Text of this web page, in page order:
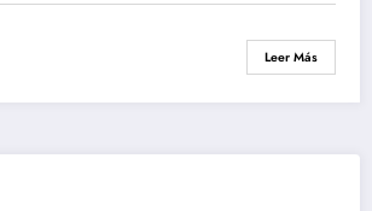
Elon Musk.
Leer Más